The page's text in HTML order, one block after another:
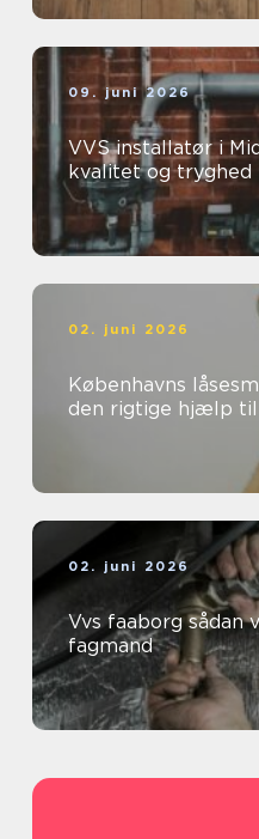
09. juni 2026
VVS installatør i
kvalitet og tryghed
02. juni 2026
Københavns låsesmed sådan
den rigtige hjælp
02. juni 2026
Vvs faaborg sådan vælger du den rigtige
fagmand